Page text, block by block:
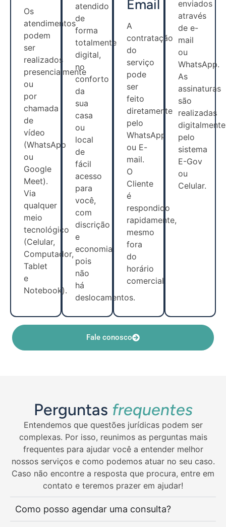
Os
atendimentos
podem
ser
realizados
presencialmente
ou
por
chamada
de
vídeo
(WhatsApp
ou
Google
Meet).
Via
qualquer
meio
tecnológico
(Celular,
Computador,
Tablet
e
Notebook).
atendido
de
forma
totalmente
digital,
no
conforto
da
sua
casa
ou
local
de
fácil
acesso
para
você,
com
discrição
e
economia,
pois
não
há
deslocamentos.
Email
A
contratação
do
serviço
pode
ser
feito
diretamente
pelo
WhatsApp
ou E-
mail.
O
Cliente
é
respondido
rapidamente,
mesmo
fora
do
horário
comercial.
enviados
através
de e-
mail
ou
WhatsApp.
As
assinaturas
são
realizadas
digitalmente
pelo
sistema
E-Gov
ou
Celular.
Fale conosco
Perguntas frequentes
Entendemos que questões jurídicas podem ser
complexas. Por isso, reunimos as perguntas mais
frequentes para ajudar você a entender melhor
nossos serviços e como podemos atuar no seu caso.
Caso não encontre a resposta que procura, entre em
contato e teremos prazer em ajudar!
Como posso agendar uma consulta?